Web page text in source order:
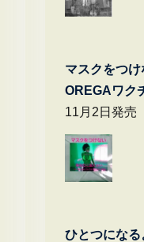
マスクをつ
OREGAワク
11月2日発売
ひとつにな